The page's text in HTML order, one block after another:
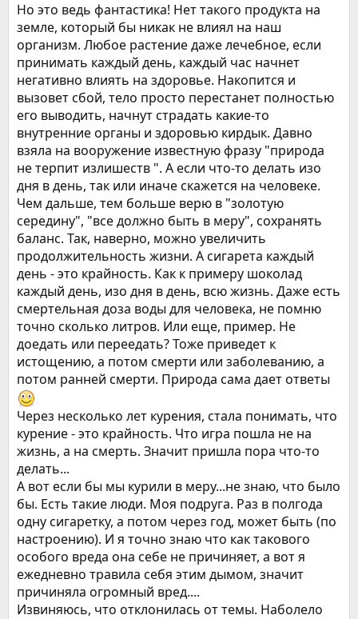
Но это ведь фантастика! Нет такого продукта на
земле, который бы никак не влиял на наш
организм. Любое растение даже лечебное, если
принимать каждый день, каждый час начнет
негативно влиять на здоровье. Накопится и
вызовет сбой, тело просто перестанет полностью
его выводить, начнут страдать какие-то
внутренние органы и здоровью кирдык. Давно
взяла на вооружение известную фразу "природа
не терпит излишеств ". А если что-то делать изо
дня в день, так или иначе скажется на человеке.
Чем дальше, тем больше верю в "золотую
середину", "все должно быть в меру", сохранять
баланс. Так, наверно, можно увеличить
продолжительность жизни. А сигарета каждый
день - это крайность. Как к примеру шоколад
каждый день, изо дня в день, всю жизнь. Даже есть
смертельная доза воды для человека, не помню
точно сколько литров. Или еще, пример. Не
доедать или переедать? Тоже приведет к
истощению, а потом смерти или заболеванию, а
потом ранней смерти. Природа сама дает ответы
Через несколько лет курения, стала понимать, что
курение - это крайность. Что игра пошла не на
жизнь, а на смерть. Значит пришла пора что-то
делать...
А вот если бы мы курили в меру...не знаю, что было
бы. Есть такие люди. Моя подруга. Раз в полгода
одну сигаретку, а потом через год, может быть (по
настроению). И я точно знаю что как такового
особого вреда она себе не причиняет, а вот я
ежедневно травила себя этим дымом, значит
причиняла огромный вред....
Извиняюсь, что отклонилась от темы. Наболело